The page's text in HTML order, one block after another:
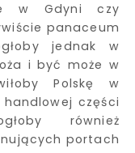
w Gdyni czy
panaceum
jednak w
i być może w
Polskę w
części
również
portach